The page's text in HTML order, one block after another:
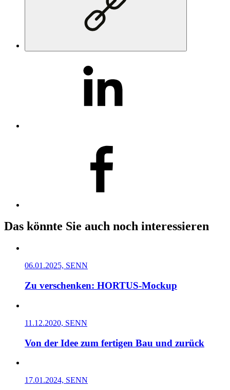
Das könnte Sie auch noch interessieren
06.01.2025, SENN
Zu verschenken: HORTUS-Mockup
11.12.2020, SENN
Von der Idee zum fertigen Bau und zurück
17.01.2024, SENN